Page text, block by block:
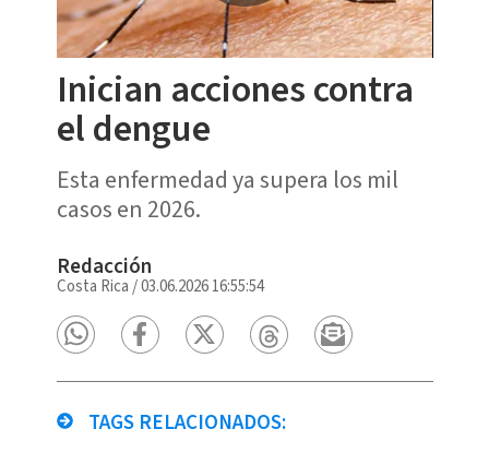
Inician acciones contra
el dengue
Esta enfermedad ya supera los mil
casos en 2026.
Redacción
Costa Rica /03.06.2026 16:55:54
TAGS RELACIONADOS: